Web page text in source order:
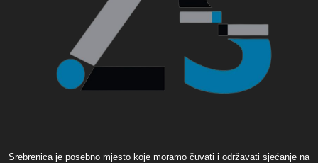
Srebrenica je posebno mjesto koje moramo čuvati i održavati sjećanje na